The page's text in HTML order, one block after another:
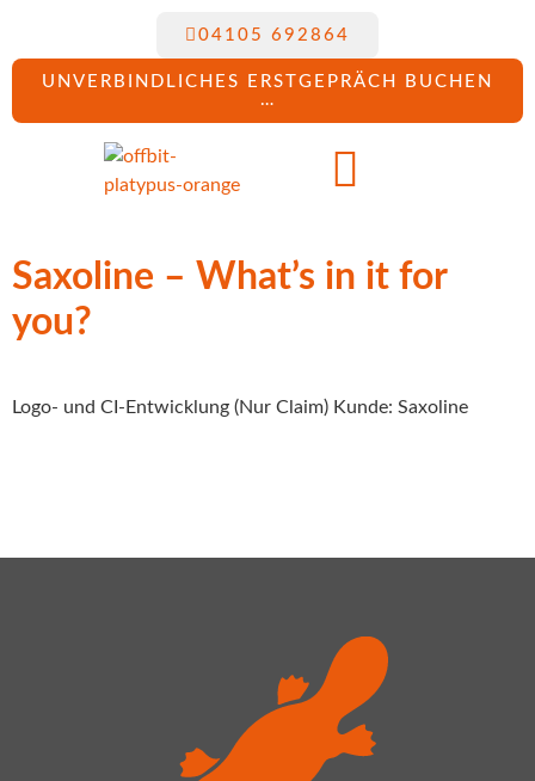
UNVERBINDLICHES ERSTGEPRÄCH BUCHEN
…
04105 692864
Saxoline – What’s in it for
you?
Logo- und CI-Entwicklung (Nur Claim) Kunde: Saxoline